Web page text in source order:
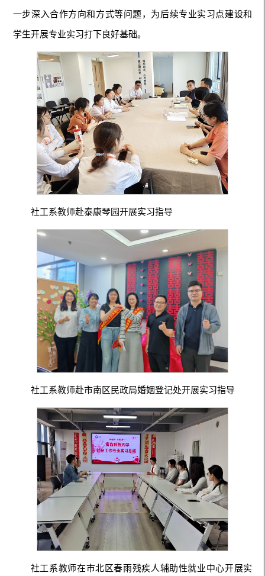
一步深入合作方向和方式等问题，为后续专业实习点建设和
学生开展专业实习打下良好基础。
社工系教师赴泰康琴园开展实习指导
社工系教师赴市南区民政局婚姻登记处开展实习指导
社工系教师在市北区春雨残疾人辅助性就业中心开展实